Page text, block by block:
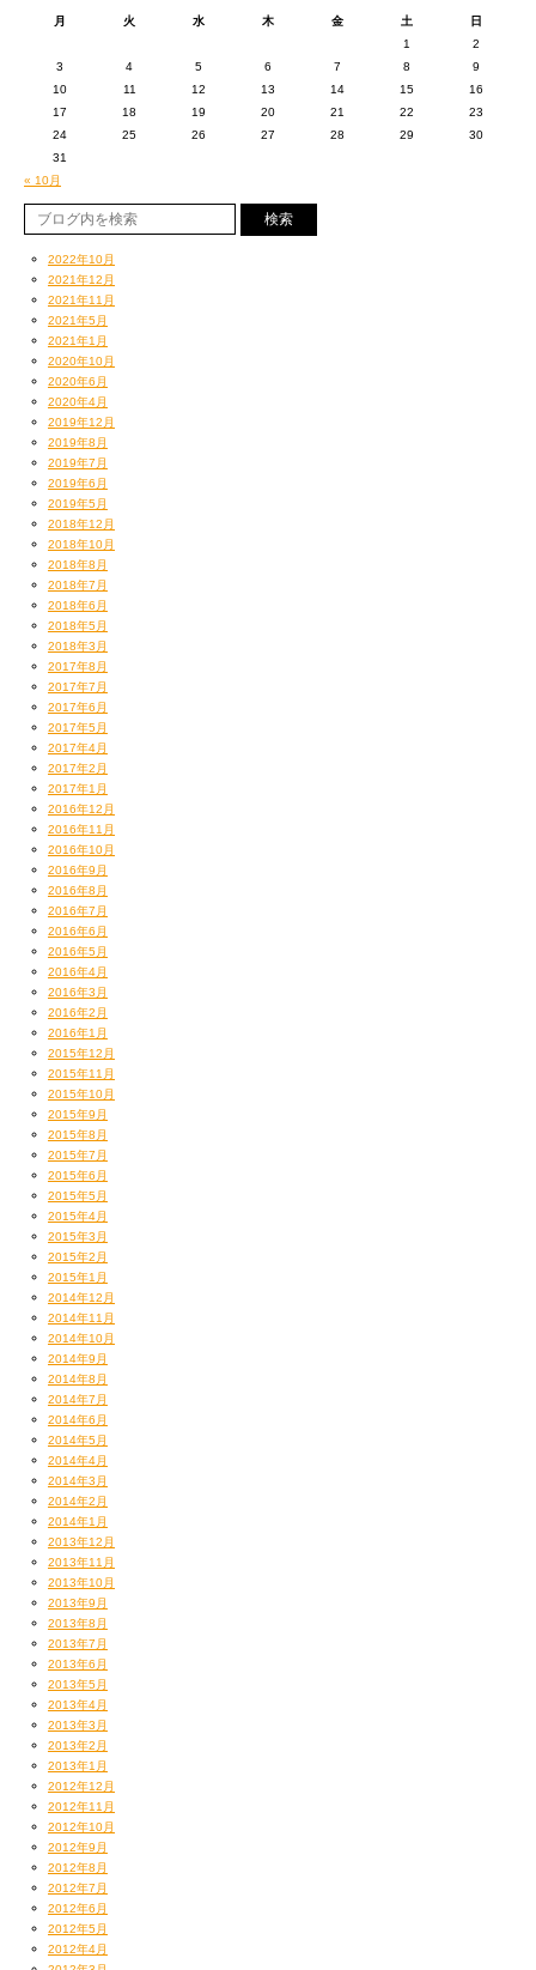
■DJ NOBITA,NAOKI,TA2,NAGUKEN
dragongate_niigata@yahoo.co.jp
月 火 水 木 金 土
日
1
2
3
4 5 6 7 8
9
10
11 12 13 14 15
16
17
18 19 20 21 22
23
24
25 26 27 28 29
30
31
« 10月
2022年10月
2021年12月
2021年11月
2021年5月
2021年1月
2020年10月
2020年6月
2020年4月
2019年12月
2019年8月
2019年7月
2019年6月
2019年5月
2018年12月
2018年10月
2018年8月
2018年7月
2018年6月
2018年5月
2018年3月
2017年8月
2017年7月
2017年6月
2017年5月
2017年4月
2017年2月
2017年1月
2016年12月
2016年11月
2016年10月
2016年9月
2016年8月
2016年7月
2016年6月
2016年5月
2016年4月
2016年3月
2016年2月
2016年1月
2015年12月
2015年11月
2015年10月
2015年9月
2015年8月
2015年7月
2015年6月
2015年5月
2015年4月
2015年3月
2015年2月
2015年1月
2014年12月
2014年11月
2014年10月
2014年9月
2014年8月
2014年7月
2014年6月
2014年5月
2014年4月
2014年3月
2014年2月
2014年1月
2013年12月
2013年11月
2013年10月
2013年9月
2013年8月
2013年7月
2013年6月
2013年5月
2013年4月
2013年3月
2013年2月
2013年1月
2012年12月
2012年11月
2012年10月
2012年9月
2012年8月
2012年7月
2012年6月
2012年5月
2012年4月